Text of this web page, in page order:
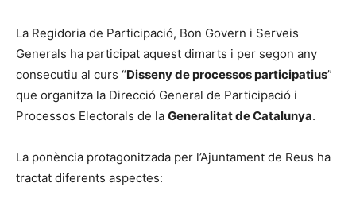
La Regidoria de Participació, Bon Govern i Serveis
Generals ha participat aquest dimarts i per segon any
consecutiu al curs “Disseny de processos participatius”
que organitza la Direcció General de Participació i
Processos Electorals de la Generalitat de Catalunya.
La ponència protagonitzada per l’Ajuntament de Reus ha
tractat diferents aspectes: